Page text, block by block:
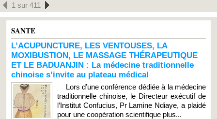
1 sur 411
SANTE
L’ACUPUNCTURE, LES VENTOUSES, LA
MOXIBUSTION, LE MASSAGE THÉRAPEUTIQUE
ET LE BADUANJIN : La médecine traditionnelle
chinoise s’invite au plateau médical
Lors d’une conférence dédiée à la médecine
traditionnelle chinoise, le Directeur exécutif de
l’Institut Confucius, Pr Lamine Ndiaye, a plaidé
pour une coopération scientifique plus...